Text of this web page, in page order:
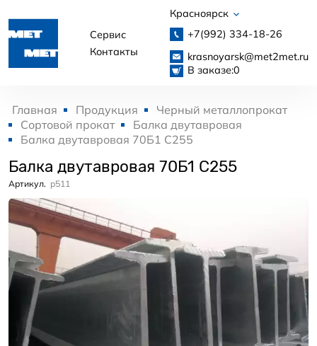
Сервис
Контакты
Красноярск
+7(992) 334-18-26
krasnoyarsk@met2met.ru
В заказе:0
Главная Продукция
Черный металлопрокат
Сортовой прокат
Балка двутавровая
Балка двутавровая 70Б1 С255
Балка двутавровая 70Б1 С255
Артикул. p511